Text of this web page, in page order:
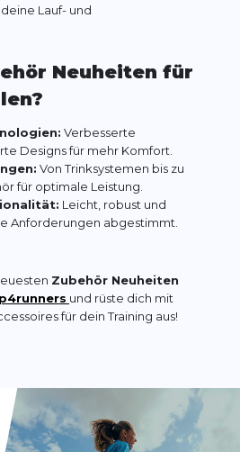
Lauf- und
Neuheiten für
Verbesserte
Designs für mehr Komfort.
Von Trinksystemen bis zu
für optimale Leistung.
Leicht, robust und
Anforderungen abgestimmt.
Zubehör Neuheiten
und rüste dich mit
für dein Training aus!